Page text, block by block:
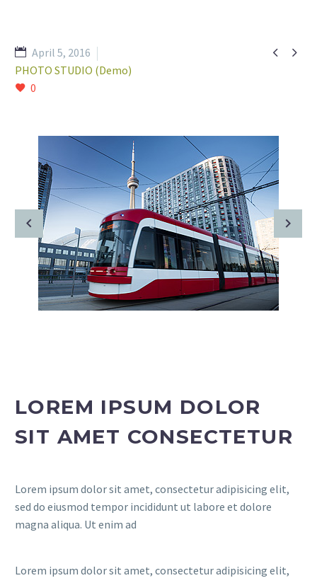
 
April 5, 2016
PHOTO STUDIO (Demo)
0
LOREM IPSUM DOLOR
SIT AMET CONSECTETUR
Lorem ipsum dolor sit amet, consectetur adipisicing elit,
sed do eiusmod tempor incididunt ut labore et dolore
magna aliqua. Ut enim ad
Lorem ipsum dolor sit amet, consectetur adipisicing elit,